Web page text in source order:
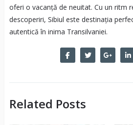
oferi o vacanță de neuitat. Cu un ritm
descoperiri, Sibiul este destinația
autentică în inima Transilvaniei.
Related Posts